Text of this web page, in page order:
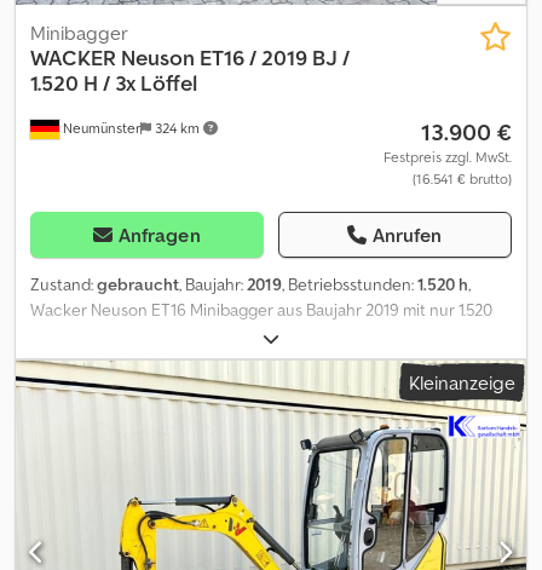
Neumünster 324 km
Minibagger
WACKER Neuson ET16 / 2019 BJ /
1.520 H / 3x Löffel
13.900 €
Festpreis zzgl. MwSt.
(16.541 € brutto)
Anfragen Anrufen
Zustand:gebraucht, Baujahr:2019, Betriebsstunden:1.520 h,
Wacker Neuson ET16 Minibagger aus Baujahr 2019 mit nur 1.520
Betriebsstunden ! ----* Hersteller: Wacker Neuson * Typ: ET16 *
Baujahr: 2019 * Abgelesene Betriebsstunden: ca. 1.520 *
Betriebsgewicht: ca. 1.715 Kg * Inkl. 3 x Löffel * Volle Kabine *
Verbreiterbares Laufwerk Djdpfx Acezp Th Djzock * Video auf
Anfrage * Preis: 13.900 Euro, netto + 19% MwSt. ---- Für weitere
Fragen bitte anrufen: For more question please call: Erik Kortum:
Whats App ?Alle Angaben ohne Gewähr und Garantie, Irrtümer
und Zwischenverkauf vorbehalten. ?
Kleinanzeige